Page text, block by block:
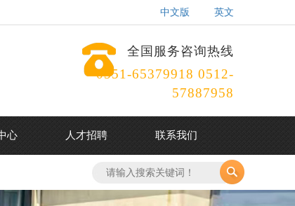
中文版 英文
全国服务咨询热线
0551-65379918 0512-
57887958
心 人才招聘 联系我们